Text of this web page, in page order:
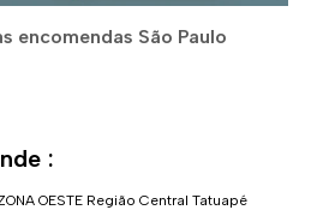
encomendas São Paulo
:
OESTE Região Central Tatuapé